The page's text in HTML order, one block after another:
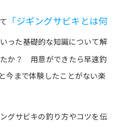
「ジギングサビキとは何
った基礎的な知識について解
か？ 用意ができたら早速釣
今まで体験したことがない楽
グサビキの釣り方やコツを伝